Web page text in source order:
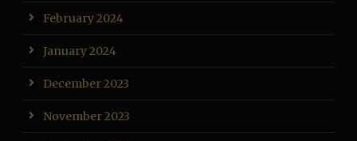
February 2024
January 2024
December 2023
November 2023